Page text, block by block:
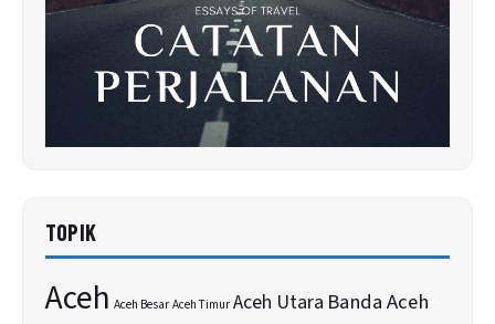
TOPIK
Aceh Aceh Besar Aceh Timur Aceh Utara Banda Aceh